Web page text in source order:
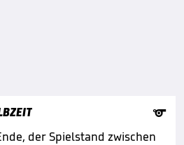

der Spielstand zwischen